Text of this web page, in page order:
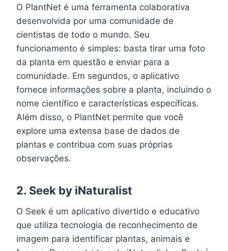
O PlantNet é uma ferramenta colaborativa
desenvolvida por uma comunidade de
cientistas de todo o mundo. Seu
funcionamento é simples: basta tirar uma foto
da planta em questão e enviar para a
comunidade. Em segundos, o aplicativo
fornece informações sobre a planta, incluindo o
nome científico e características específicas.
Além disso, o PlantNet permite que você
explore uma extensa base de dados de
plantas e contribua com suas próprias
observações.
2. Seek by iNaturalist
O Seek é um aplicativo divertido e educativo
que utiliza tecnologia de reconhecimento de
imagem para identificar plantas, animais e